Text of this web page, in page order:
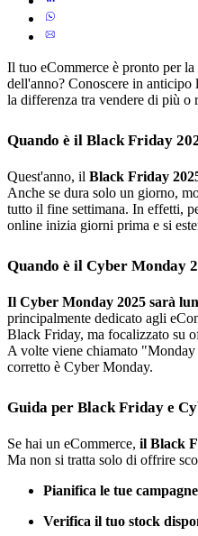
Il tuo eCommerce è pronto per
dell'anno? Conoscere in anticipo
la differenza tra vendere di più o
Quando è il Black Friday
Quest'anno, il Black Friday
Anche se dura solo un giorno,
tutto il fine settimana. In effetti,
online inizia giorni prima e si
Quando è il Cyber Monday
Il Cyber Monday 2025 sarà
principalmente dedicato agli
Black Friday, ma focalizzato su
A volte viene chiamato
corretto è Cyber Monday.
Guida per Black Friday e
Se hai un eCommerce, il Black
Ma non si tratta solo di offrire
Pianifica le tue
Verifica il tuo stock